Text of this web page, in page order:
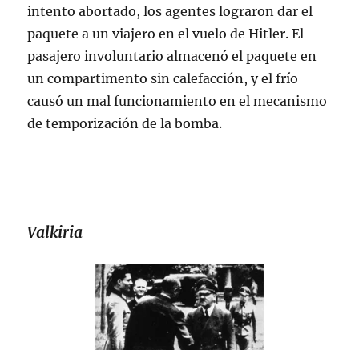
intento abortado, los agentes lograron dar el
paquete a un viajero en el vuelo de Hitler. El
pasajero involuntario almacenó el paquete en
un compartimento sin calefacción, y el frío
causó un mal funcionamiento en el mecanismo
de temporización de la bomba.
Valkiria